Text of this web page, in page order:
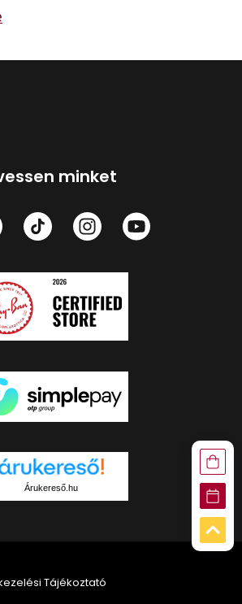
minket
Árukereső.hu
Tájékoztató